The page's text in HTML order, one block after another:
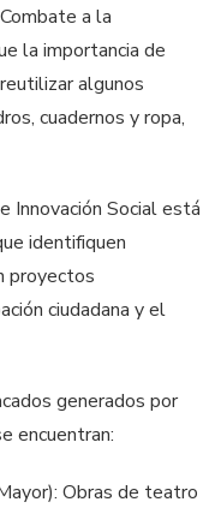
a la
la importancia de
algunos
cuadernos y ropa,
Innovación Social está
identifiquen
proyectos
ciudadana y el
generados por
encuentran:
Obras de teatro